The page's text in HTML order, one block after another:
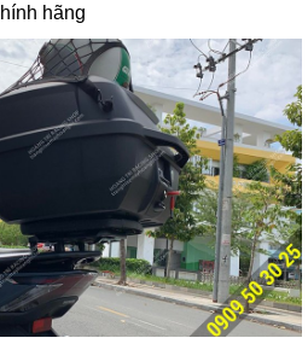
hãng